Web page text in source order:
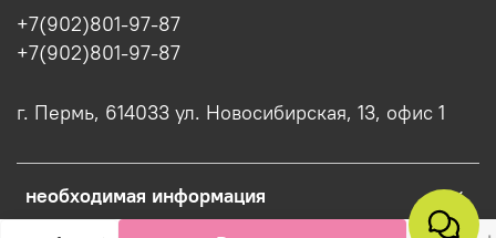
необходимая информация
+7(902)801-97-87
+7(902)801-97-87
г. Пермь, 614033 ул. Новосибирская, 13, офис 1